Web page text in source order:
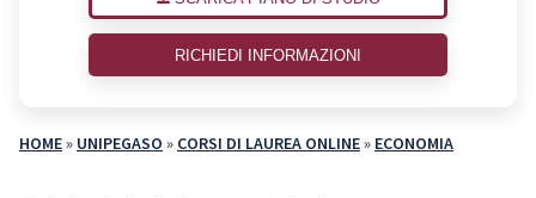
HOME» UNIPEGASO » CORSI DI LAUREA ONLINE» ECONOMIA
RICHIEDI INFORMAZIONI